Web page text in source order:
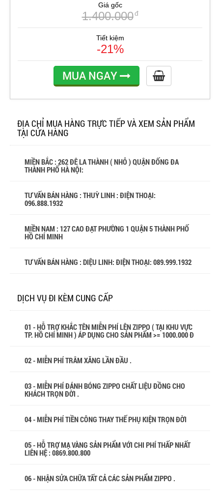
Giá gốc
1.400.000đ
Tiết kiệm
-21%
MUA NGAY
ĐỊA CHỈ MUA HÀNG TRỰC TIẾP VÀ XEM SẢN PHẨM
TẠI CỬA HÀNG
MIỀN BẮC : 262 ĐÊ LA THÀNH ( NHỎ ) QUẬN ĐỐNG ĐA
THÀNH PHỐ HÀ NỘI:
TƯ VẤN BÁN HÀNG : THUỲ LINH : ĐIỆN THOẠI:
096.888.1932
MIỀN NAM : 127 CAO ĐẠT PHƯỜNG 1 QUẬN 5 THÀNH PHỐ
HỒ CHÍ MINH
TƯ VẤN BÁN HÀNG : DIỆU LINH: ĐIỆN THOẠI: 089.999.1932
DỊCH VỤ ĐI KÈM CUNG CẤP
01 - HỖ TRỢ KHẮC TÊN MIỄN PHÍ LÊN ZIPPO ( TẠI KHU VỰC
TP. HỒ CHÍ MINH ) ÁP DỤNG CHO SẢN PHẨM >= 1000.000 Đ
02 - MIỄN PHÍ TRÂM XĂNG LẦN ĐẦU .
03 - MIỄN PHÍ ĐÁNH BÓNG ZIPPO CHẤT LIỆU ĐỒNG CHO
KHÁCH TRỌN ĐỜI .
04 - MIỄN PHÍ TIỀN CÔNG THAY THẾ PHỤ KIỆN TRỌN ĐỜI
05 - HỖ TRỢ MẠ VÀNG SẢN PHẨM VỚI CHI PHÍ THẤP NHẤT
LIÊN HỆ : 0869.800.800
06 - NHẬN SỬA CHỮA TẤT CẢ CÁC SẢN PHẨM ZIPPO .